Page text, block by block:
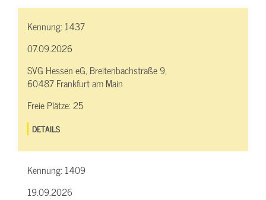
Kennung: 1437
07.09.2026
SVG Hessen eG, Breitenbachstraße 9,
60487 Frankfurt am Main
Freie Plätze:25
DETAILS
Kennung: 1409
19.09.2026